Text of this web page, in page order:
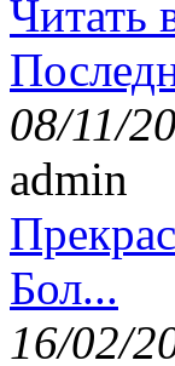
Читать
08/11/
admin
Бол...
16/02/